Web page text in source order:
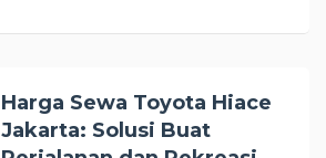
Harga Sewa Toyota Hiace
Jakarta: Solusi Buat